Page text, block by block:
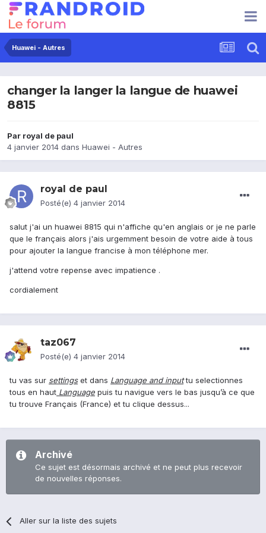
Huawei - Autres
changer la langer la langue de huawei
8815
Par royal de paul
4 janvier 2014 dans Huawei - Autres
royal de paul
Posté(e) 4 janvier 2014
salut j'ai un huawei 8815 qui n'affiche qu'en anglais or je ne parle
que le français alors j'ais urgemment besoin de votre aide à tous
pour ajouter la langue francise à mon téléphone mer.
j'attend votre repense avec impatience .
cordialement
taz067
Posté(e) 4 janvier 2014
tu vas sur settingset dans Language and inputtu selectionnes
tous en haut Language puis tu navigue vers le bas jusqu’à ce que
tu trouve Français (France) et tu clique dessus...
Archivé
Ce sujet est désormais archivé et ne peut plus recevoir
de nouvelles réponses.
Aller sur la liste des sujets